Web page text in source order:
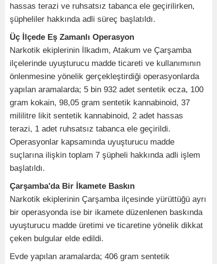
hassas terazi ve ruhsatsız tabanca ele geçirilirken,
şüpheliler hakkında adli süreç başlatıldı.
Üç İlçede Eş Zamanlı Operasyon
Narkotik ekiplerinin İlkadım, Atakum ve Çarşamba
ilçelerinde uyuşturucu madde ticareti ve kullanımının
önlenmesine yönelik gerçekleştirdiği operasyonlarda
yapılan aramalarda; 5 bin 932 adet sentetik ecza, 100
gram kokain, 98,05 gram sentetik kannabinoid, 37
mililitre likit sentetik kannabinoid, 2 adet hassas
terazi, 1 adet ruhsatsız tabanca ele geçirildi.
Operasyonlar kapsamında uyuşturucu madde
suçlarına ilişkin toplam 7 şüpheli hakkında adli işlem
başlatıldı.
Çarşamba'da Bir İkamete Baskın
Narkotik ekiplerinin Çarşamba ilçesinde yürüttüğü ayrı
bir operasyonda ise bir ikamete düzenlenen baskında
uyuşturucu madde üretimi ve ticaretine yönelik dikkat
çeken bulgular elde edildi.
Evde yapılan aramalarda; 406 gram sentetik